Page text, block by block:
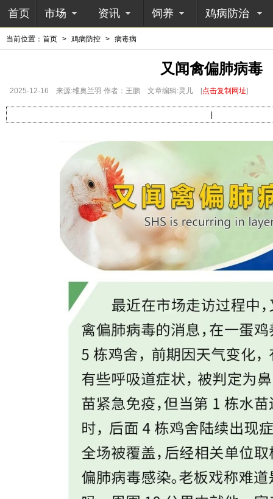
首页 市场 资讯 饲养 鸡病防治
当前位置： 首页 > 鸡病防控 > 病毒病
又闻禽偏肺病毒
2025-12-16 来源:维奥兰羽 作者：王鹏 文章编辑:灵儿 [点击复制网址]